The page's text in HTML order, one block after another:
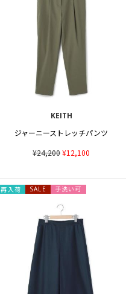
KEITH
ジャーニーストレッチパンツ
¥24,200¥12,100
再入荷 SALE 手洗い可